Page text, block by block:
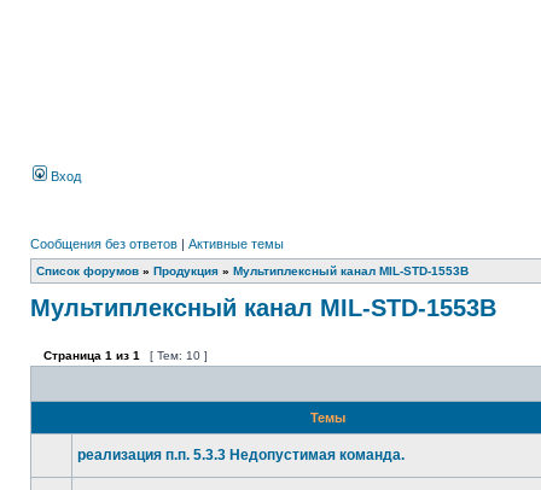
Вход
Сообщения без ответов | Активные темы
Список форумов » Продукция » Мультиплексный канал MIL-STD-1553B
Мультиплексный канал MIL-STD-1553B
Страница 1 из 1 [ Тем: 10 ]
Темы
реализация п.п. 5.3.3 Недопустимая команда.